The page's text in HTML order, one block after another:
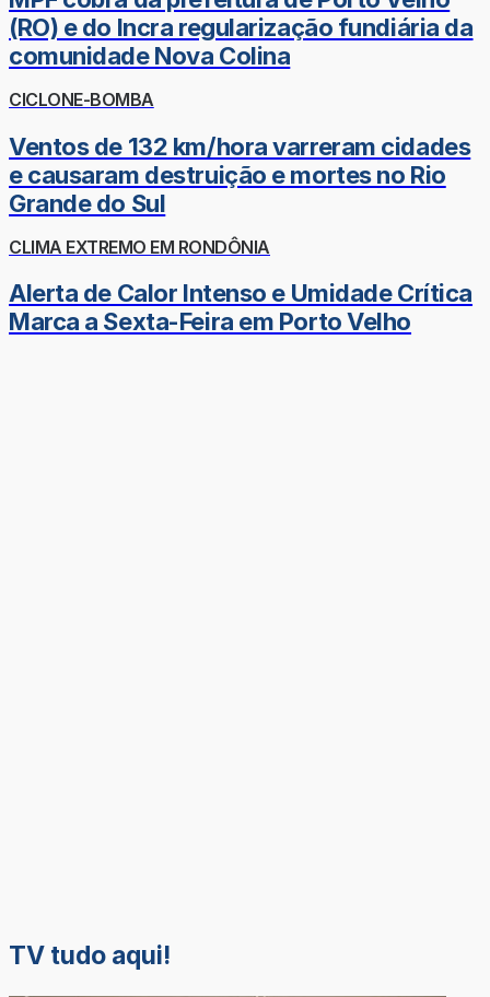
(RO) e do Incra regularização fundiária da
comunidade Nova Colina
CICLONE-BOMBA
Ventos de 132 km/hora varreram cidades
e causaram destruição e mortes no Rio
Grande do Sul
CLIMA EXTREMO EM RONDÔNIA
Alerta de Calor Intenso e Umidade Crítica
Marca a Sexta-Feira em Porto Velho
TV tudo aqui!